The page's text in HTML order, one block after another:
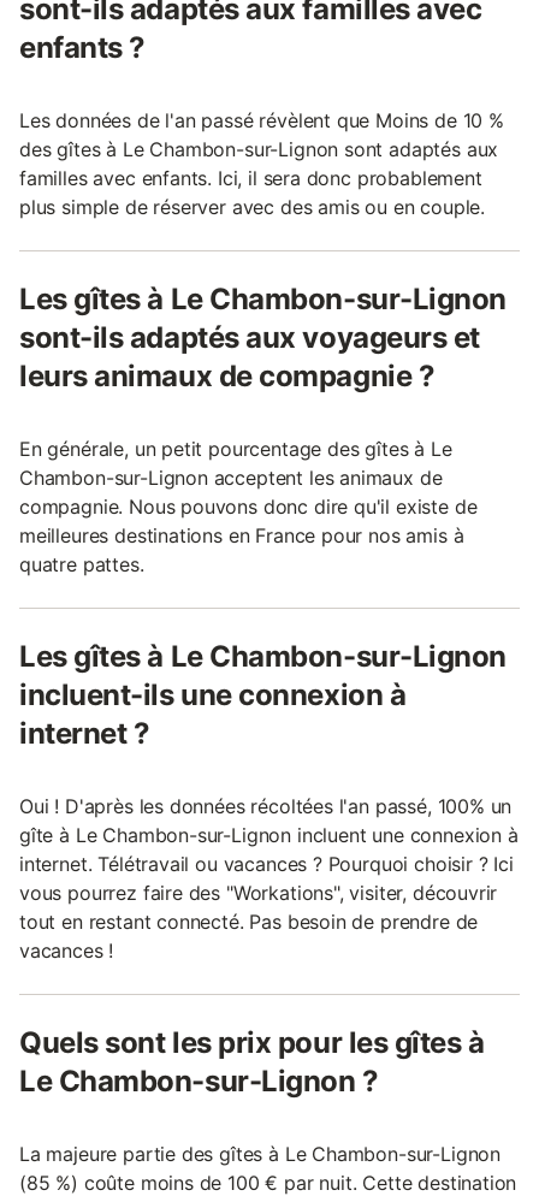
sont-ils adaptés aux familles avec
enfants ?
Les données de l'an passé révèlent que Moins de 10 %
des gîtes à Le Chambon-sur-Lignon sont adaptés aux
familles avec enfants. Ici, il sera donc probablement
plus simple de réserver avec des amis ou en couple.
Les gîtes à Le Chambon-sur-Lignon
sont-ils adaptés aux voyageurs et
leurs animaux de compagnie ?
En générale, un petit pourcentage des gîtes à Le
Chambon-sur-Lignon acceptent les animaux de
compagnie. Nous pouvons donc dire qu'il existe de
meilleures destinations en France pour nos amis à
quatre pattes.
Les gîtes à Le Chambon-sur-Lignon
incluent-ils une connexion à
internet ?
Oui ! D'après les données récoltées l'an passé, 100% un
gîte à Le Chambon-sur-Lignon incluent une connexion à
internet. Télétravail ou vacances ? Pourquoi choisir ? Ici
vous pourrez faire des "Workations", visiter, découvrir
tout en restant connecté. Pas besoin de prendre de
vacances !
Quels sont les prix pour les gîtes à
Le Chambon-sur-Lignon ?
La majeure partie des gîtes à Le Chambon-sur-Lignon
(85 %) coûte moins de 100 € par nuit. Cette destination